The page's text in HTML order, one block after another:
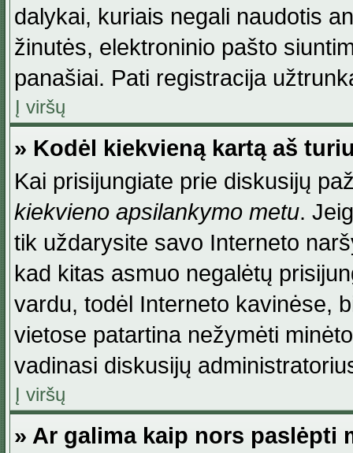
dalykai, kuriais negali naudotis
žinutės, elektroninio pašto
panašiai. Pati registracija
Į viršų
» Kodėl kiekvieną kartą aš
Kai prisijungiate prie diskusijų
kiekvieno apsilankymo metu.
tik uždarysite savo Interneto
kad kitas asmuo negalėtų
vardu, todėl Interneto kavinėse,
vietose patartina nežymėti
vadinasi diskusijų
Į viršų
» Ar galima kaip nors paslėpti